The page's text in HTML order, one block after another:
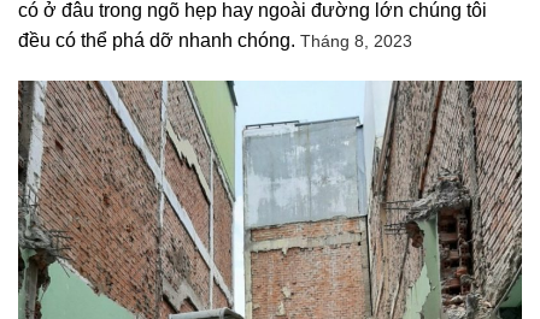
nhanh chóng mà vô cùng an toàn. Dù cho nhà quý khách
có ở đâu trong ngõ hẹp hay ngoài đường lớn chúng tôi